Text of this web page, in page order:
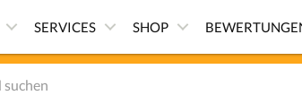
SERVICES SHOP